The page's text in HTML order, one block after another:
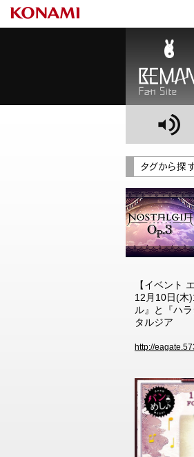
【イベント
12月10日(木
ル』と『ハ
タルジア
http://